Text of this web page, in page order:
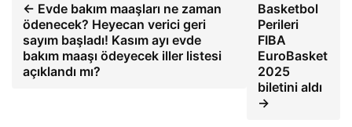
← Evde bakım maaşları ne zaman
ödenecek? Heyecan verici geri
sayım başladı! Kasım ayı evde
bakım maaşı ödeyecek iller listesi
açıklandı mı?
Basketbol
Perileri
FIBA ​​
EuroBasket
2025
biletini aldı
→